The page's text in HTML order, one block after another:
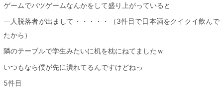
ゲームでバツゲームなんかをして盛り上がっていると
一人脱落者が出まして・・・・・（3件目で日本酒をクイクイ飲んで
たから）
隣のテーブルで学生みたいに机を枕にねてましたｗ
いつもなら僕が先に潰れてるんですけどねっ
5件目